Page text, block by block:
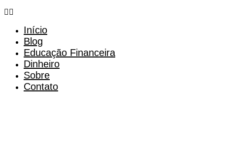
Início
Blog
Educação Financeira
Dinheiro
Sobre
Contato